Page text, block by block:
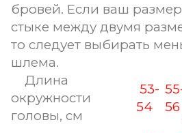
бровей. Если ваш
стыке между двумя
то следует выбирать
шлема.
Длина
окружности
головы, см
53-
54
56